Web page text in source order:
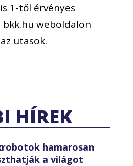
1-től érvényes
weboldalon
utasok.
HÍREK
hamarosan
a világot